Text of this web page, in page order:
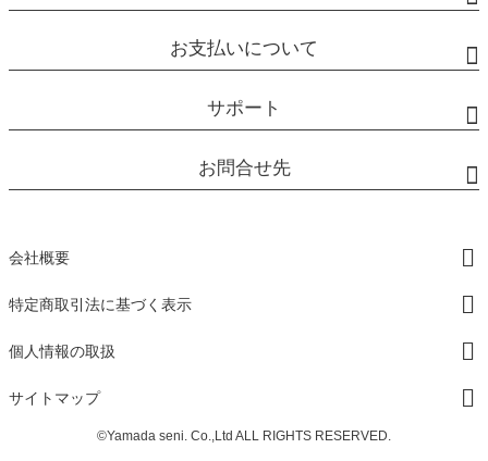
お支払いについて
サポート
お問合せ先
会社概要
特定商取引法に基づく表示
個人情報の取扱
サイトマップ
©Yamada seni. Co.,Ltd ALL RIGHTS RESERVED.